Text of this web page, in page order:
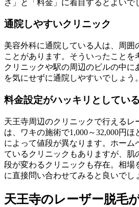
さ」と「料金」に着目するとよいで
通院しやすいクリニック
美容外科に通院している人は、周囲
ことがあります。そういったことを
クリニックや駅の周辺のビルの中に
を気にせずに通院しやすいでしょう。
料金設定がハッキリとしている
天王寺周辺のクリニックで行えるレ
は、ワキの施術で1,000～32,000円
によって値段が異なります。ホーム
ているクリニックもありますが、肌
段が変わるクリニックも存在。相場
に直接問い合わせてみると良いでし
天王寺のレーザー脱毛